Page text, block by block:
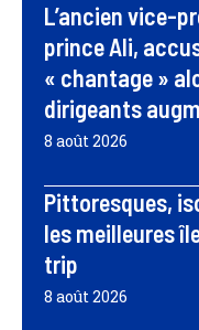
L’ancien vice-
prince Ali,
« chantage »
dirigeants
8 août 2026
Pittoresques,
les meilleures
trip
8 août 2026